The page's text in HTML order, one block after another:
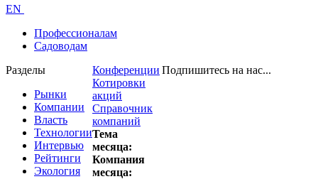
EN
Профессионалам
Садоводам
Разделы
Рынки
Компании
Власть
Технологии
Интервью
Рейтинги
Экология
Конференции
Котировки
акций
Справочник
компаний
Тема
месяца:
Компания
месяца:
Подпишитесь на нас...